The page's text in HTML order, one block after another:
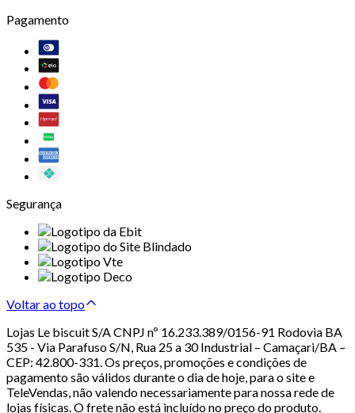
Pagamento
Segurança
Voltar ao topo
Lojas Le biscuit S/A CNPJ nº 16.233.389/0156-91 Rodovia BA
535 - Via Parafuso S/N, Rua 25 a 30 Industrial – Camaçari/BA –
CEP: 42.800-331. Os preços, promoções e condições de
pagamento são válidos durante o dia de hoje, para o site e
TeleVendas, não valendo necessariamente para nossa rede de
lojas físicas. O frete não está incluído no preço do produto.